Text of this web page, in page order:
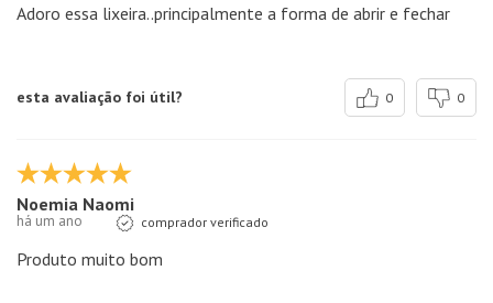
Adoro essa lixeira..principalmente a forma de abrir e fechar
esta avaliação foi útil? 0 0
Noemia Naomi
há um ano comprador verificado
Produto muito bom